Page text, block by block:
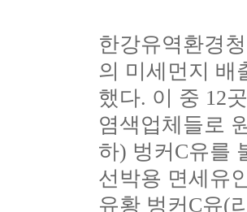
한강유역환경
의 미세먼지 배
했다. 이 중 12
염색업체들로
하) 벙커 C유를
선박용 면세유
유황 벙커 C유(